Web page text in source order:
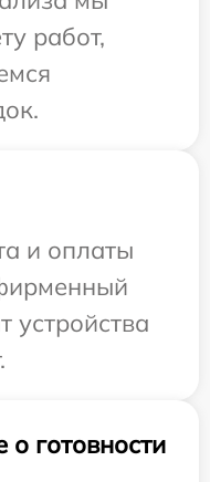
работ,
и оплаты
устройства
готовности